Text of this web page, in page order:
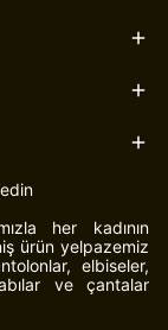
her kadının
ürün yelpazemiz
elbiseler,
ve çantalar